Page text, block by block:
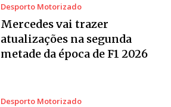
Desporto Motorizado
Mercedes vai trazer
atualizações na segunda
metade da época de F1 2026
Desporto Motorizado